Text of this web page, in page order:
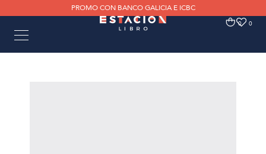
PROMO CON BANCO GALICIA E ICBC
0 0